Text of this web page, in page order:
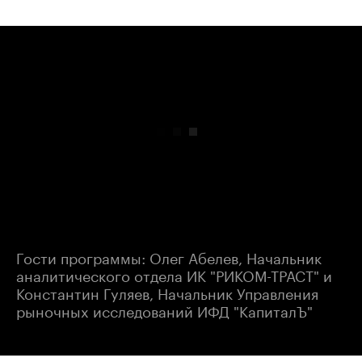
Гости программы: Олег Абелев, Начальник
аналитического отдела ИК "РИКОМ-ТРАСТ" и
Константин Гуляев, Начальник Управления
рыночных исследований ИФД "КапиталЪ"